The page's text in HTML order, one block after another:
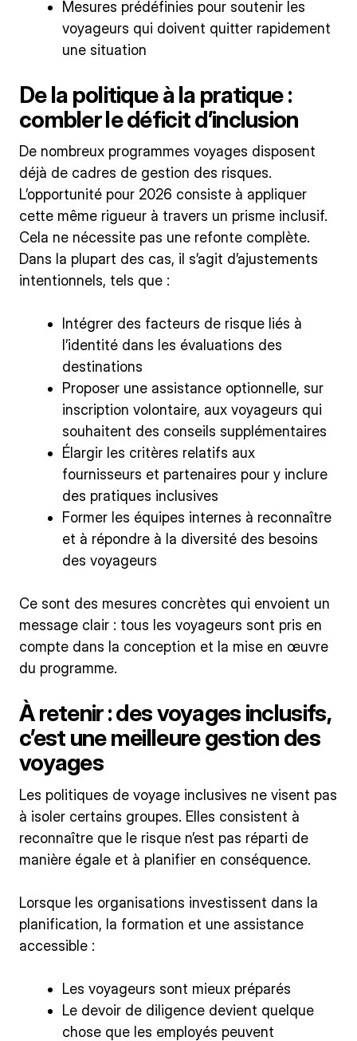
Mesures prédéfinies pour soutenir les
voyageurs qui doivent quitter rapidement
une situation
De la politique à la pratique :
combler le déficit d’inclusion
De nombreux programmes voyages disposent
déjà de cadres de gestion des risques.
L’opportunité pour 2026 consiste à appliquer
cette même rigueur à travers un prisme inclusif.
Cela ne nécessite pas une refonte complète.
Dans la plupart des cas, il s’agit d’ajustements
intentionnels, tels que :
Intégrer des facteurs de risque liés à
l’identité dans les évaluations des
destinations
Proposer une assistance optionnelle, sur
inscription volontaire, aux voyageurs qui
souhaitent des conseils supplémentaires
Élargir les critères relatifs aux
fournisseurs et partenaires pour y inclure
des pratiques inclusives
Former les équipes internes à reconnaître
et à répondre à la diversité des besoins
des voyageurs
Ce sont des mesures concrètes qui envoient un
message clair : tous les voyageurs sont pris en
compte dans la conception et la mise en œuvre
du programme.
À retenir : des voyages inclusifs,
c’est une meilleure gestion des
voyages
Les politiques de voyage inclusives ne visent pas
à isoler certains groupes. Elles consistent à
reconnaître que le risque n’est pas réparti de
manière égale et à planifier en conséquence.
Lorsque les organisations investissent dans la
planification, la formation et une assistance
accessible :
Les voyageurs sont mieux préparés
Le devoir de diligence devient quelque
chose que les employés peuvent